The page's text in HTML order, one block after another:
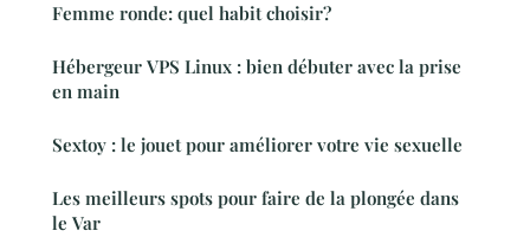
Femme ronde: quel habit choisir?
Hébergeur VPS Linux : bien débuter avec la prise
en main
Sextoy : le jouet pour améliorer votre vie sexuelle
Les meilleurs spots pour faire de la plongée dans
le Var